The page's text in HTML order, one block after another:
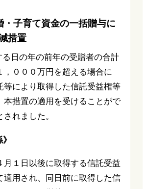
・子育て資金の一括贈与に
措置
日の年の前年の受贈者の合計
，０００万円を超える場合に
等により取得した信託受益権等
本措置の適用を受けることがで
れました。
月１日以後に取得する信託受益
適用され、同日前に取得した信